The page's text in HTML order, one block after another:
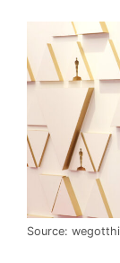
Source: